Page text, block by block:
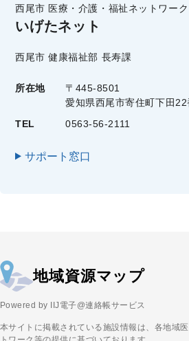
西尾市 医療・介護・福祉ネットワーク
いげたネット
西尾市 健康福祉部 長寿課
所在地
〒445-8501
愛知県西尾市寄住町下田22
TEL
0563-56-2111
サポート窓口
地域資源マップ
Powered by IIJ電子@連絡帳サービス
本サイトに掲載されている施設情報は、各地域